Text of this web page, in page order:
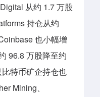
从约 1.7 万股
持仓从约
也小幅增
96.8 万股降至约
特币矿企持仓也
Mining、